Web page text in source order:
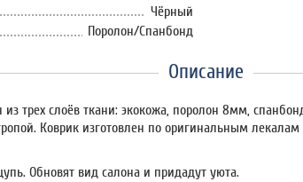
Чёрный
Поролон/Спанбонд
Описание
из трех слоёв ткани: экокожа, поролон 8мм,
Коврик изготовлен по оригинальным
Обновят вид салона и придадут уюта.